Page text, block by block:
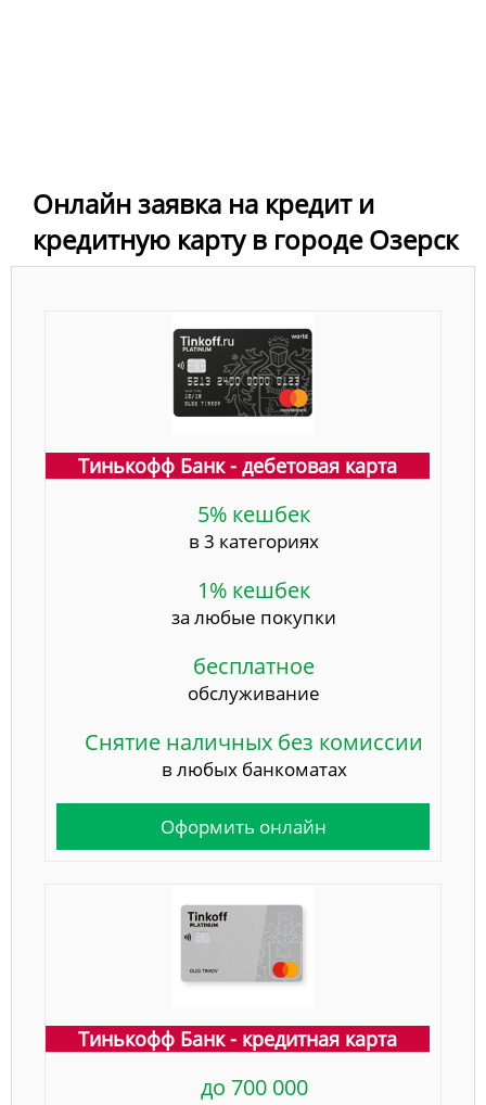
Онлайн заявка на кредит и
кредитную карту в городе Озерск
Тинькофф Банк - дебетовая карта
5% кешбек
в 3 категориях
1% кешбек
за любые покупки
бесплатное
обслуживание
Снятие наличных без комиссии
в любых банкоматах
Оформить онлайн
Тинькофф Банк - кредитная карта
до 700 000